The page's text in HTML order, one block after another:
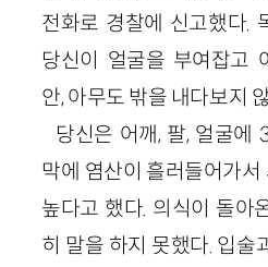
전화로 경찰에 신고했다.
당신이 얼굴을 부여잡고
안, 아무도 밖을 내다보지
당신은 어깨, 팔, 얼굴에
막에 염산이 흘러들어가
높다고 했다. 의식이 돌아
히 말을 하지 못했다. 입술